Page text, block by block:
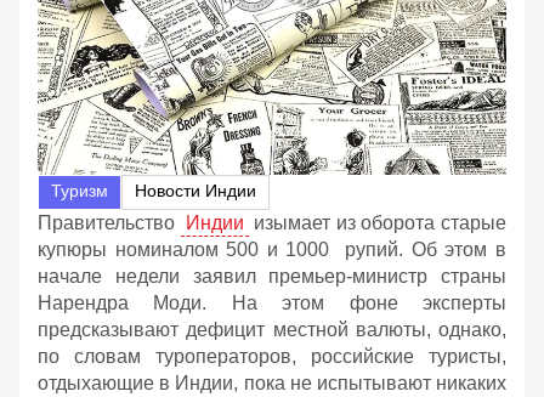
Туризм Новости Индии
Правительство Индии изымает из оборота старые
купюры номиналом 500 и 1000 рупий. Об этом в
начале недели заявил премьер-министр страны
Нарендра Моди. На этом фоне эксперты
предсказывают дефицит местной валюты, однако,
по словам туроператоров, российские туристы,
отдыхающие в Индии, пока не испытывают никаких